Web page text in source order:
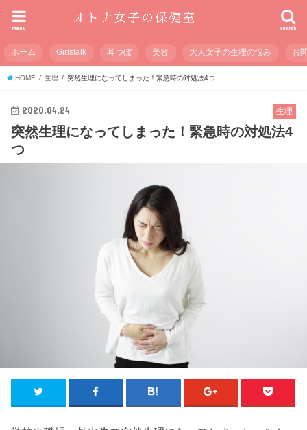
search
menu
ホーム Girlstalk 耳つぼ 美容 大人女子の生理の悩み お
HOME 生理 突然生理になってしまった！緊急時の対処法4つ
生理
2020.04.24
突然生理になってしまった！緊急時の対処法4
つ